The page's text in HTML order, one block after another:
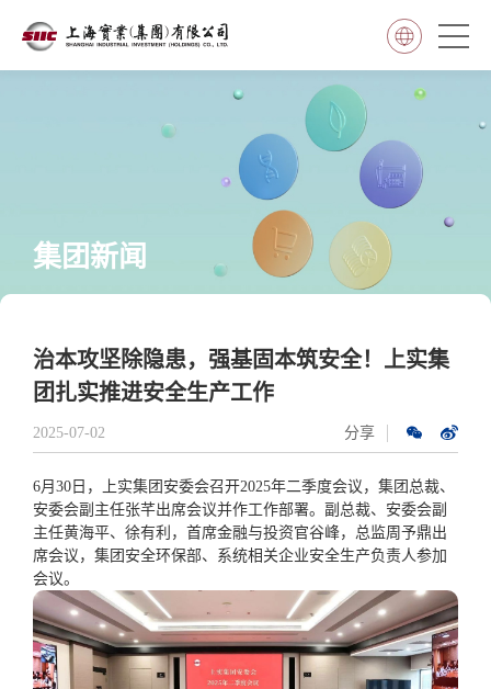
集团新闻
治本攻坚除隐患，强基固本筑安全！上实集
团扎实推进安全生产工作
2025-07-02 分享
6月30日，上实集团安委会召开2025年二季度会议，集团总裁、
安委会副主任张芊出席会议并作工作部署。副总裁、安委会副
主任黄海平、徐有利，首席金融与投资官谷峰，总监周予鼎出
席会议，集团安全环保部、系统相关企业安全生产负责人参加
会议。